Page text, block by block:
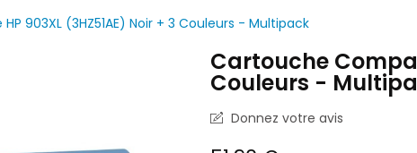
903XL (3HZ51AE) Noir + 3 Couleurs - Multipack
Cartouche
Couleurs -
Donnez votre avis